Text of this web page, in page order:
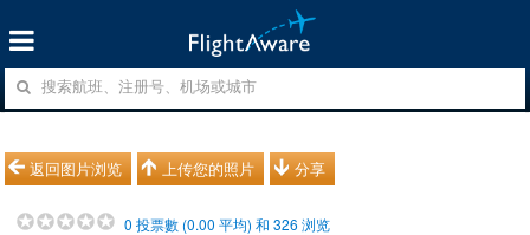
返回图片浏览 上传您的照片 分享
0 投票數 (0.00 平均) 和326 浏览